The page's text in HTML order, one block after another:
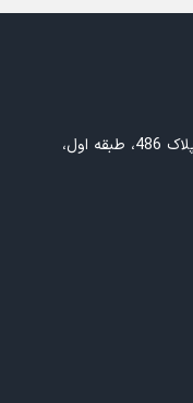
تهران، خیابان آزادی، نبش استاد معین، پلاک 486، طبقه اول،